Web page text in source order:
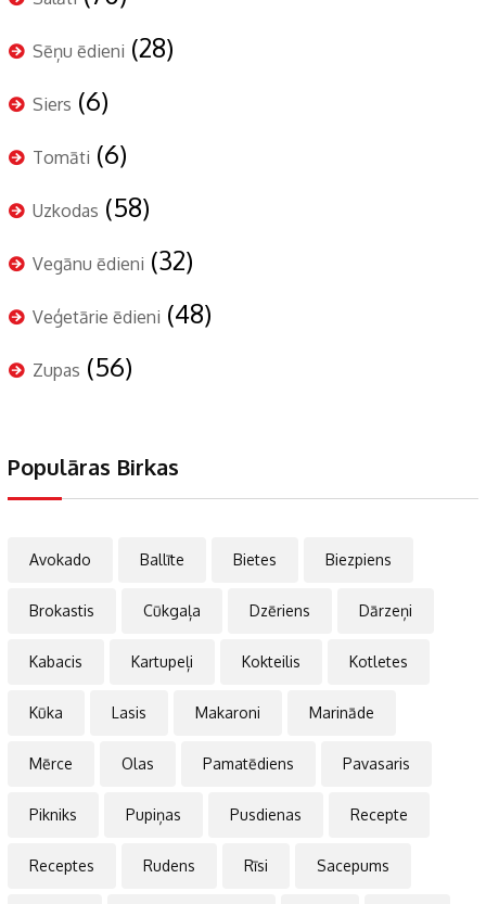
Sēņu ēdieni (28)
Siers (6)
Tomāti (6)
Uzkodas (58)
Vegānu ēdieni (32)
Veģetārie ēdieni (48)
Zupas (56)
Populāras Birkas
Avokado Ballīte Bietes Biezpiens
Brokastis Cūkgaļa Dzēriens Dārzeņi
Kabacis Kartupeļi Kokteilis Kotletes
Kūka Lasis Makaroni Marināde
Mērce Olas Pamatēdiens Pavasaris
Pikniks Pupiņas Pusdienas Recepte
Receptes Rudens Rīsi Sacepums